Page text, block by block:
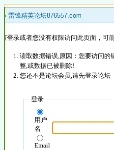
» 雷锋精英论坛876557.com
登录或者您没有权限访问此页面，可
读取数据错误,原因：您要访问的
整,或数据已被删除!
您还不是论坛会员,请先登录论坛
登录
用户
名
Email